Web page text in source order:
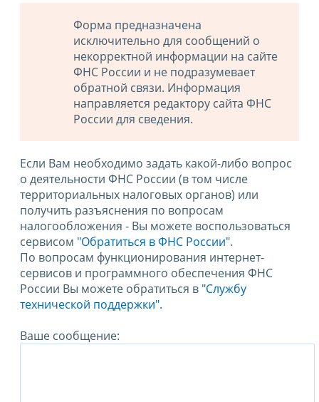
Форма предназначена
исключительно для сообщений о
некорректной информации на сайте
ФНС России и не подразумевает
обратной связи. Информация
направляется редактору сайта ФНС
России для сведения.
Если Вам необходимо задать какой-либо вопрос
о деятельности ФНС России (в том числе
территориальных налоговых органов) или
получить разъяснения по вопросам
налогообложения - Вы можете воспользоваться
сервисом "Обратиться в ФНС России".
По вопросам функционирования интернет-
сервисов и программного обеспечения ФНС
России Вы можете обратиться в "Службу
технической поддержки".
Ваше сообщение: